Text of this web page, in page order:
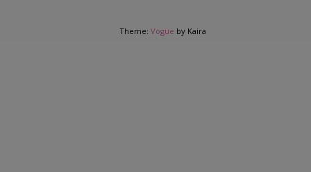
Theme: Vogue by Kaira